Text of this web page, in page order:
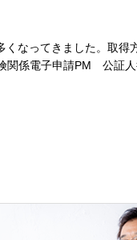
なってきました。取得
関係電子申請PM 公証